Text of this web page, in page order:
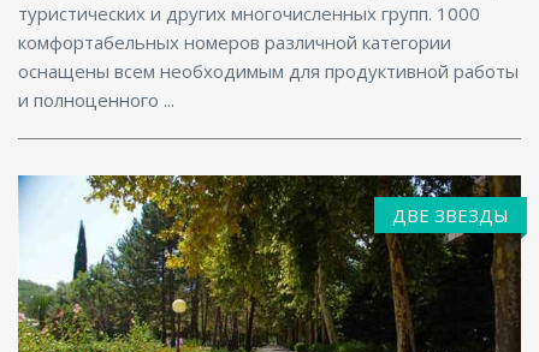
туристических и других многочисленных групп. 1000
комфортабельных номеров различной категории
оснащены всем необходимым для продуктивной работы
и полноценного ...
ДВЕ ЗВЕЗДЫ